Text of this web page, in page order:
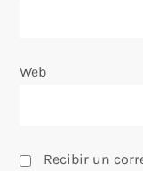
a
a
Web
Recibir un